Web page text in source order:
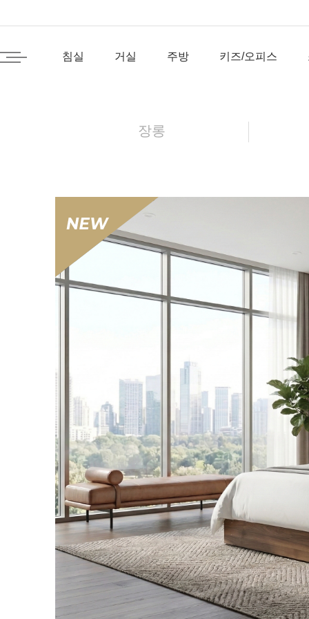
침실 거실 주방 키즈/오피스
장롱